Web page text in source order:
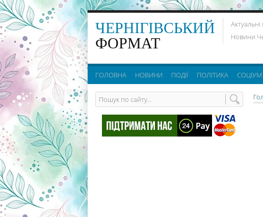
ЧЕРНІГІВСЬКИЙ
ФОРМАТ
Новини
ГОЛОВНА НОВИНИ ПОДІЇ ПОЛІТИКА СОЦІУМ